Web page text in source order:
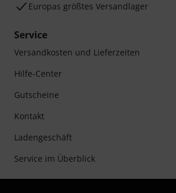
Europas größtes Versandlager
Service
Versandkosten und Lieferzeiten
Hilfe-Center
Gutscheine
Kontakt
Ladengeschäft
Service im Überblick